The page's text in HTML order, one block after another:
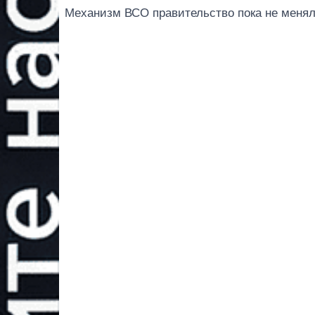
Механизм ВСО правительство пока не